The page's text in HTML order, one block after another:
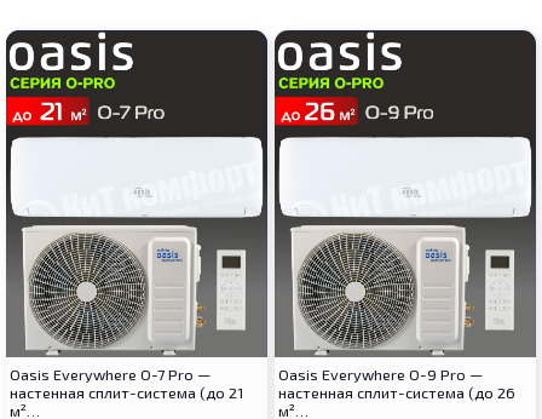
Oasis Everywhere O-7 Pro —
настенная сплит-система (до 21
м²…
Oasis Everywhere O-9 Pro —
настенная сплит-система (до 26
м²…